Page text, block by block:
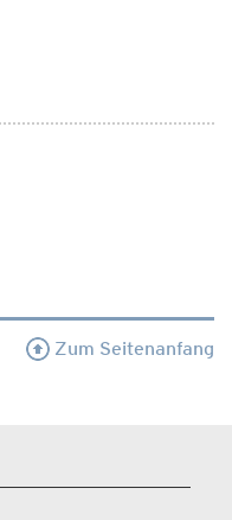
Zum Seitenanfang